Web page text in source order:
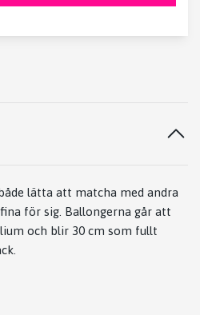
lätta att matcha med andra
för sig. Ballongerna går att
och blir 30 cm som fullt